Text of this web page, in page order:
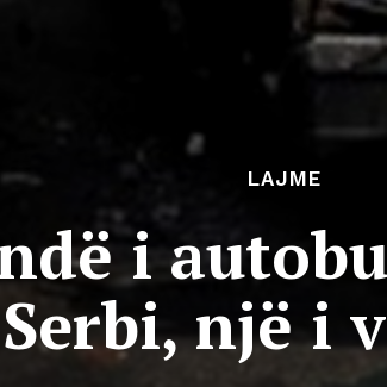
LAJME
i
Serbi, një i